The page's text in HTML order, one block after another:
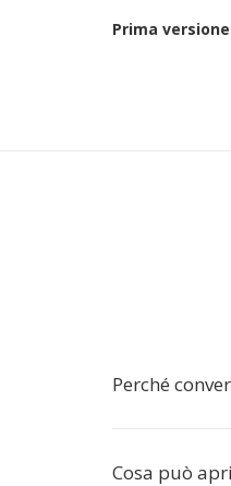
Prima versione
Perché
Cosa può